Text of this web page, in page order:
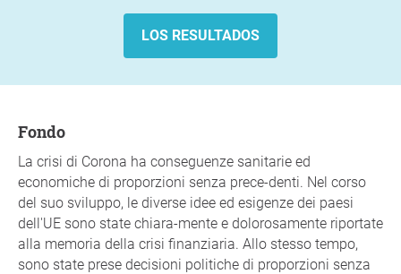
LOS RESULTADOS
fondo
La crisi di Corona ha conseguenze sanitarie ed
economiche di proporzioni senza prece-denti. Nel corso
del suo sviluppo, le diverse idee ed esigenze dei paesi
dell'UE sono state chiara-mente e dolorosamente riportate
alla memoria della crisi finanziaria. Allo stesso tempo,
sono state prese decisioni politiche di proporzioni senza